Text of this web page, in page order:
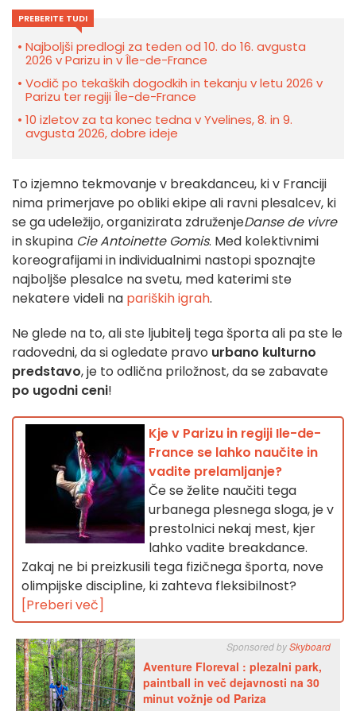
PREBERITE TUDI
Najboljši predlogi za teden od 10. do 16. avgusta
2026 v Parizu in v Île-de-France
Vodič po tekaških dogodkih in tekanju v letu 2026 v
Parizu ter regiji Île-de-France
10 izletov za ta konec tedna v Yvelines, 8. in 9.
avgusta 2026, dobre ideje
To izjemno tekmovanje v breakdanceu, ki v Franciji
nima primerjave po obliki ekipe ali ravni plesalcev, ki
se ga udeležijo, organizirata združenjeDanse de vivre
in skupina Cie Antoinette Gomis. Med kolektivnimi
koreografijami in individualnimi nastopi spoznajte
najboljše plesalce na svetu, med katerimi ste
nekatere videli na pariških igrah.
Ne glede na to, ali ste ljubitelj tega športa ali pa ste le
radovedni, da si ogledate pravo urbano kulturno
predstavo, je to odlična priložnost, da se zabavate
po ugodni ceni!
Kje v Parizu in regiji Ile-de-
France se lahko naučite in
vadite prelamljanje?
Če se želite naučiti tega
urbanega plesnega sloga, je v
prestolnici nekaj mest, kjer
lahko vadite breakdance.
Zakaj ne bi preizkusili tega fizičnega športa, nove
olimpijske discipline, ki zahteva fleksibilnost?
[Preberi več]